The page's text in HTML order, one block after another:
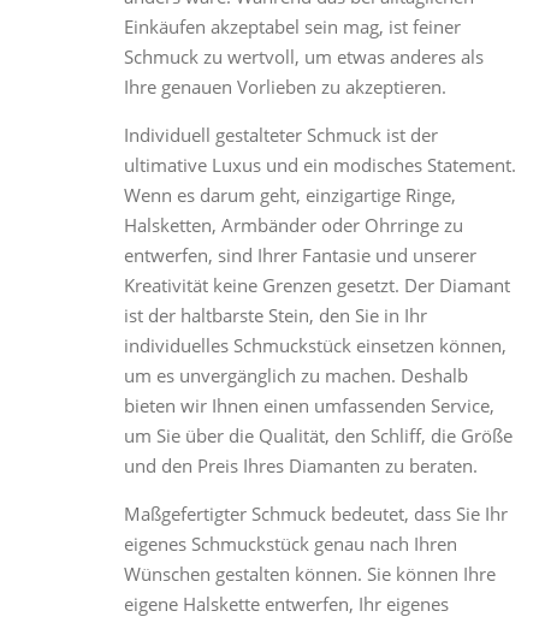
Einkäufen akzeptabel sein mag, ist feiner
Schmuck zu wertvoll, um etwas anderes als
Ihre genauen Vorlieben zu akzeptieren.
Individuell gestalteter Schmuck ist der
ultimative Luxus und ein modisches Statement.
Wenn es darum geht, einzigartige Ringe,
Halsketten, Armbänder oder Ohrringe zu
entwerfen, sind Ihrer Fantasie und unserer
Kreativität keine Grenzen gesetzt. Der Diamant
ist der haltbarste Stein, den Sie in Ihr
individuelles Schmuckstück einsetzen können,
um es unvergänglich zu machen. Deshalb
bieten wir Ihnen einen umfassenden Service,
um Sie über die Qualität, den Schliff, die Größe
und den Preis Ihres Diamanten zu beraten.
Maßgefertigter Schmuck bedeutet, dass Sie Ihr
eigenes Schmuckstück genau nach Ihren
Wünschen gestalten können. Sie können Ihre
eigene Halskette entwerfen, Ihr eigenes